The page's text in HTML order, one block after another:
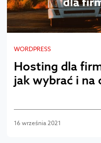
WORDPRESS
Hosting dla
jak wybrać i na
16 września 2021